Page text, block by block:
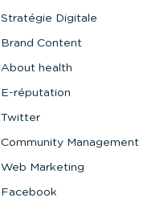
Stratégie Digitale
Brand Content
About health
E-réputation
Twitter
Community Management
Web Marketing
Facebook